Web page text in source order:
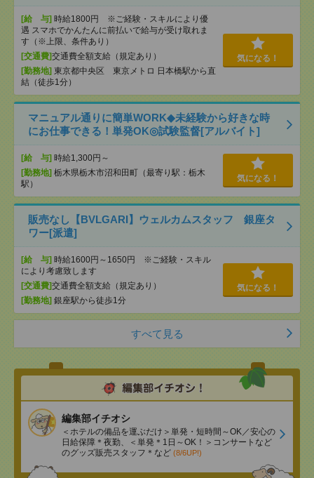
[給 与] 時給1800円 ※ご経験・スキルにより優
遇 スマホでかんたんに前払いで給与が受け取れま
す（※上限、条件あり）
[交通費]交通費全額支給（規定あり）
[勤務地] 東京都中央区 東京メトロ 日本橋駅から直
結（徒歩1分）
気になる！
マニュアル通りに簡単WORK◆未経験から好きな時
にお仕事できる！単発OK◎試験監督[アルバイト]
[給 与] 時給1,300円～
[勤務地] 栃木県栃木市沼和田町（最寄り駅：栃木
駅）
気になる！
販売なし【BVLGARI】ウェルカムスタッフ 銀座タ
ワー[派遣]
[給 与] 時給1600円～1650円 ※ご経験・スキル
により考慮致します
[交通費]交通費全額支給（規定あり）
[勤務地] 銀座駅から徒歩1分
気になる！
すべて見る
編集部イチオシ
＜ホテルの備品を運ぶだけ＞単発・短時間～OK／安心の
日給保障＊夜勤、＜単発＊1日～OK！＞コンサートなど
のグッズ販売スタッフ＊など (8/6UP!)